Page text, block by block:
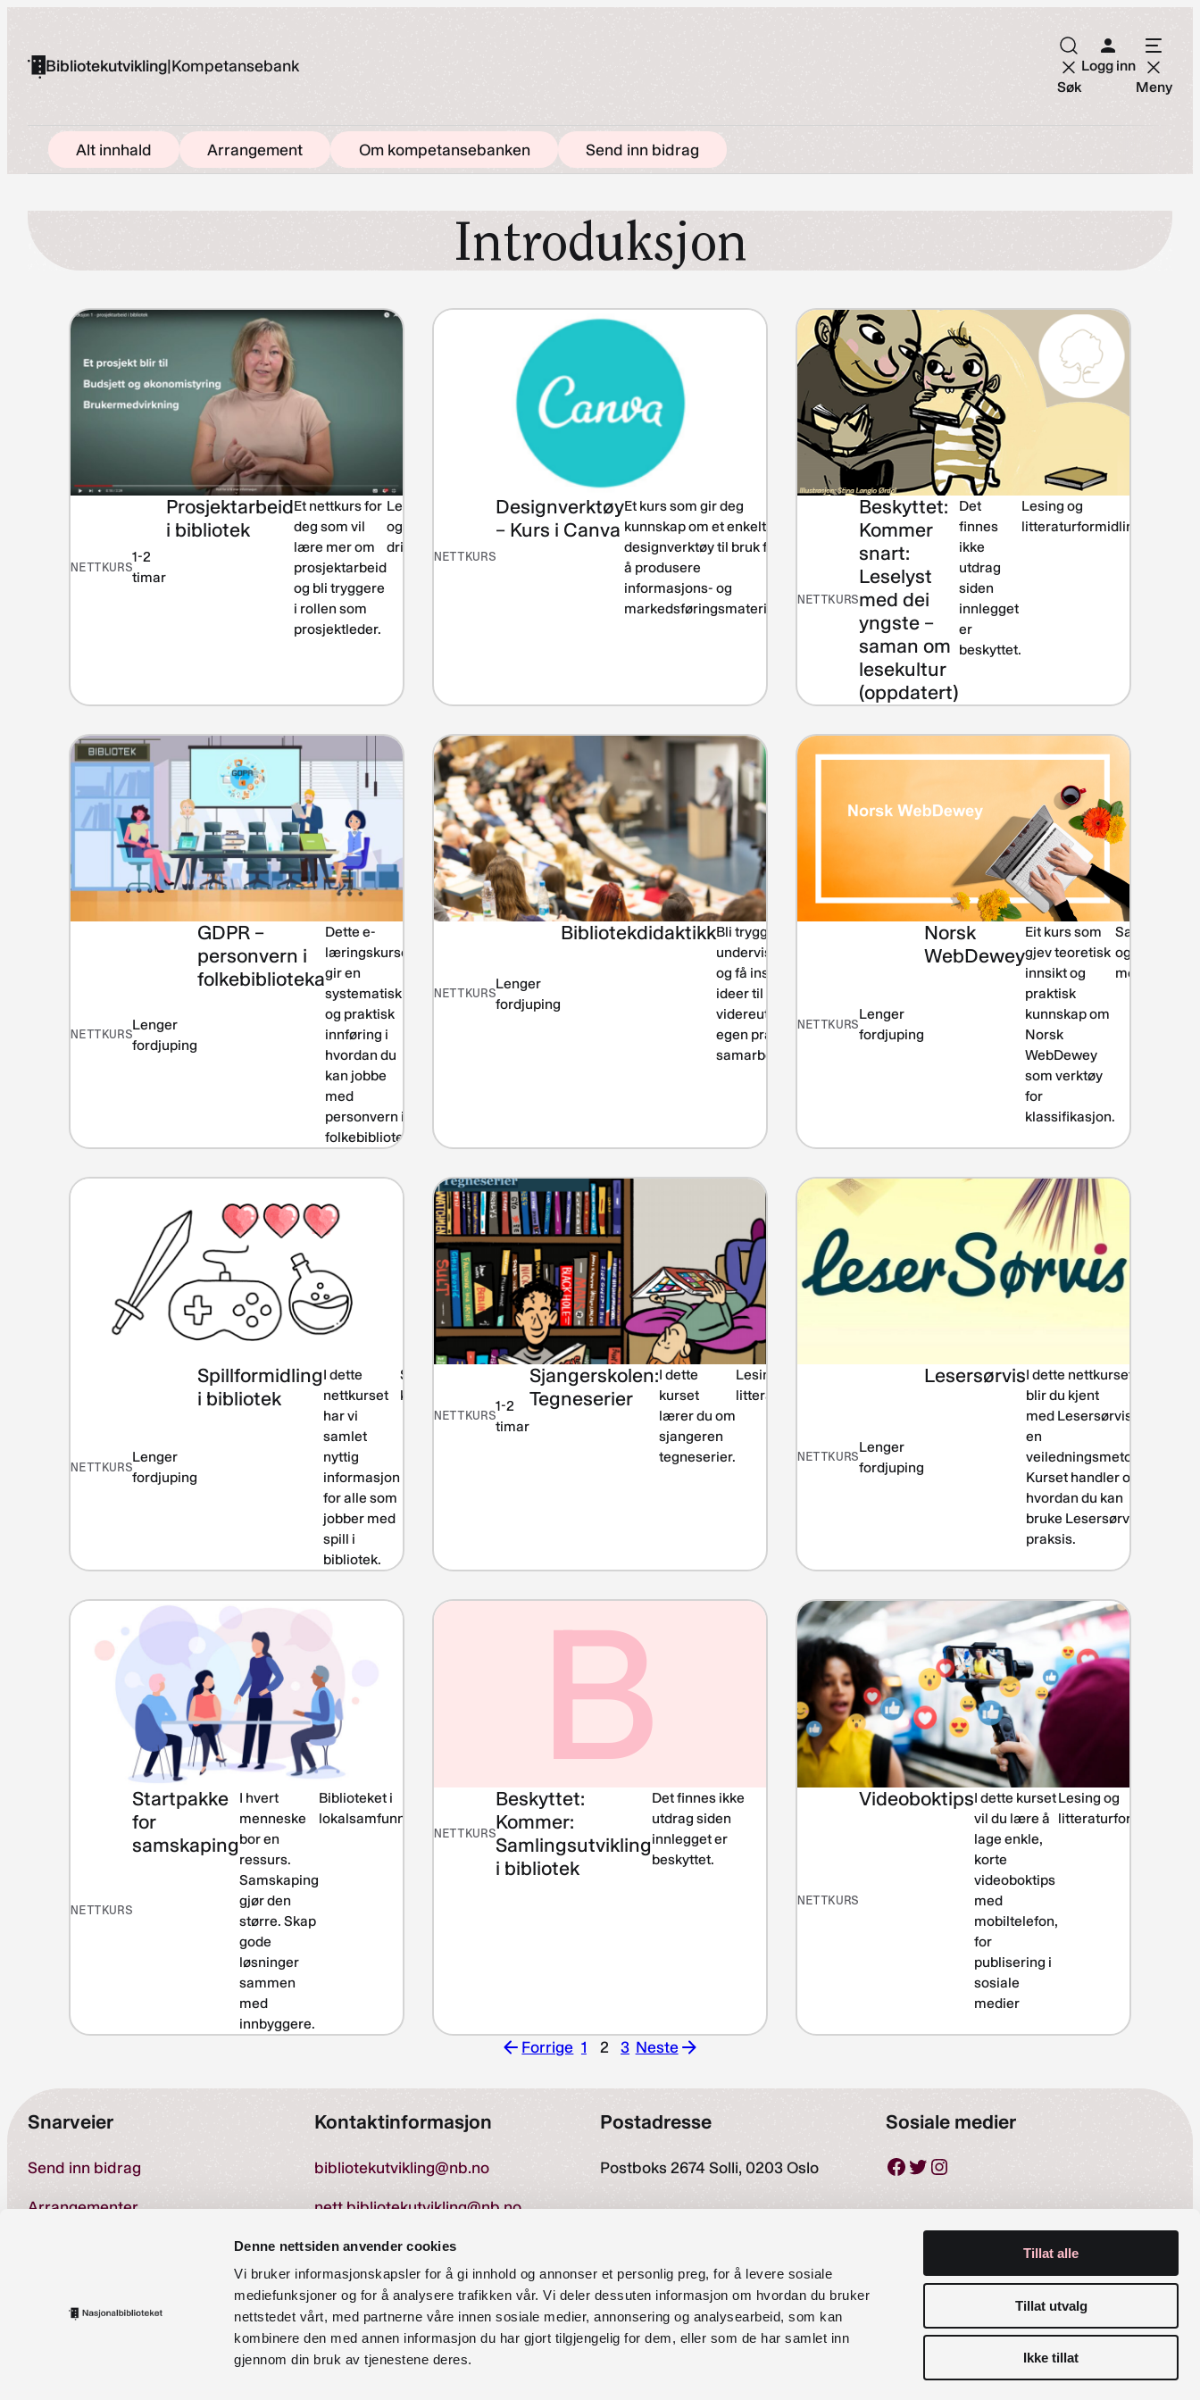
Denne nettsiden anvender cookies
Vi bruker informasjonskapsler for å gi innhold og annonser et personlig preg, for å levere sosiale
mediefunksjoner og for å analysere trafikken vår. Vi deler dessuten informasjon om hvordan du bruker
nettstedet vårt, med partnerne våre innen sosiale medier, annonsering og analysearbeid, som kan
kombinere den med annen informasjon du har gjort tilgjengelig for dem, eller som de har samlet inn
gjennom din bruk av tjenestene deres.
Tillat alle
Tillat utvalg
Ikke tillat
innholdBibliotekutvikling|Kompetansebank
Søk
Logg inn
Meny
Alt innhald Arrangement Om kompetansebanken Send inn bidrag
Introduksjon
NETTKURS
1-2
timar
Prosjektarbeid
i bibliotek
Et nettkurs for
deg som vil
lære mer om
prosjektarbeid
og bli tryggere
i rollen som
prosjektleder.
Leiing
og
drift
NETTKURS
Designverktøy
– Kurs i Canva
Et kurs som gir deg
kunnskap om et enkelt
designverktøy til bruk for
å produsere
informasjons- og
markedsføringsmateriell
Informasjonskompetanse
NETTKURS
Beskyttet:
Kommer
snart:
Leselyst
med dei
yngste –
saman om
lesekultur
(oppdatert)
Det
finnes
ikke
utdrag
siden
innlegget
er
beskyttet.
Lesing og
litteraturformidling
NETTKURS
Lenger
fordjuping
GDPR –
personvern i
folkebiblioteka
Dette e-
læringskurset
gir en
systematisk
og praktisk
innføring i
hvordan du
kan jobbe
med
personvern i
folkebibliotek.
Informasjonskompetanse
NETTKURS
Lenger
fordjuping
BibliotekdidaktikkBli tryggere i
undervisningsrollen,
og få inspirasjon og
ideer til
videreutvikling av
egen praksis og
samarbeid.
Informasjonskompetanse
NETTKURS
Lenger
fordjuping
Norsk
WebDewey
Eit kurs som
gjev teoretisk
innsikt og
praktisk
kunnskap om
Norsk
WebDewey
som verktøy
for
klassifikasjon.
Samling
og
metadata
NETTKURS
Lenger
fordjuping
Spillformidling
i bibliotek
I dette
nettkurset
har vi
samlet
nyttig
informasjon
for alle som
jobber med
spill i
bibliotek.
Spel og nye
kulturutrykk
NETTKURS
1-2
timar
Sjangerskolen:
Tegneserier
I dette
kurset
lærer du om
sjangeren
tegneserier.
Lesing og
litteraturformidling
NETTKURS
Lenger
fordjuping
LesersørvisI dette nettkurset
blir du kjent
med Lesersørvis,
en
veiledningsmetode.
Kurset handler om
hvordan du kan
bruke Lesersørvis i
praksis.
NETTKURS
Startpakke
for
samskaping
I hvert
menneske
bor en
ressurs.
Samskaping
gjør den
større. Skap
gode
løsninger
sammen
med
innbyggere.
Biblioteket i
lokalsamfunnet
B
NETTKURS
Beskyttet:
Kommer:
Samlingsutvikling
i bibliotek
Det finnes ikke
utdrag siden
innlegget er
beskyttet.
NETTKURS
VideoboktipsI dette kurset
vil du lære å
lage enkle,
korte
videoboktips
med
mobiltelefon,
for
publisering i
sosiale
medier
Lesing og
litteraturformidling
Forrige
Forrige
1 2 3 Neste
Neste
Snarveier
Send inn bidrag
Arrangementer
Tilgjengelighetserklæring
Kontaktinformasjon
bibliotekutvikling@nb.no
nett.bibliotekutvikling@nb.no
Telefon:23 27 60 00
Postadresse
Postboks 2674 Solli, 0203 Oslo
Sosiale medier
Facebook Twitter Instagram